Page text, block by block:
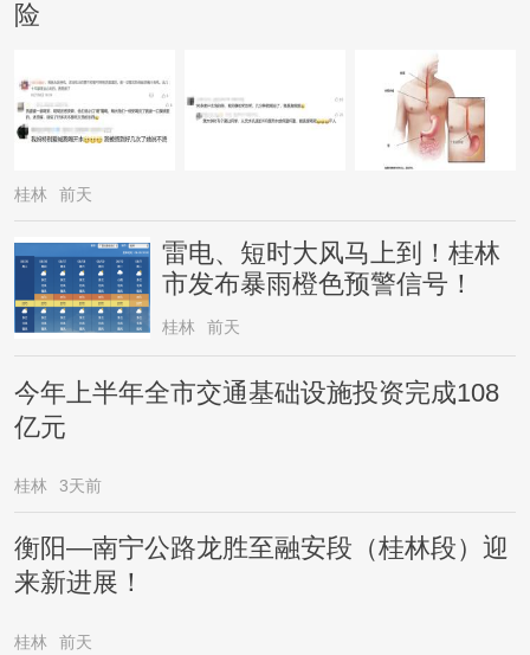
险
桂林 前天
雷电、短时大风马上到！桂林
市发布暴雨橙色预警信号！
桂林 前天
今年上半年全市交通基础设施投资完成108
亿元
桂林 3天前
衡阳—南宁公路龙胜至融安段（桂林段）迎
来新进展！
桂林 前天